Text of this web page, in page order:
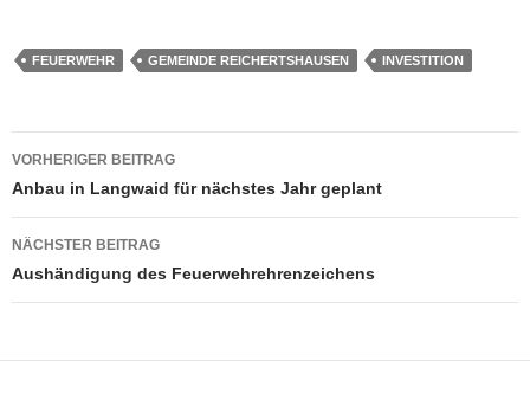
FEUERWEHR GEMEINDE REICHERTSHAUSEN INVESTITION
Beitragsnavigation
VORHERIGER BEITRAG
Anbau in Langwaid für nächstes Jahr geplant
NÄCHSTER BEITRAG
Aushändigung des Feuerwehrehrenzeichens